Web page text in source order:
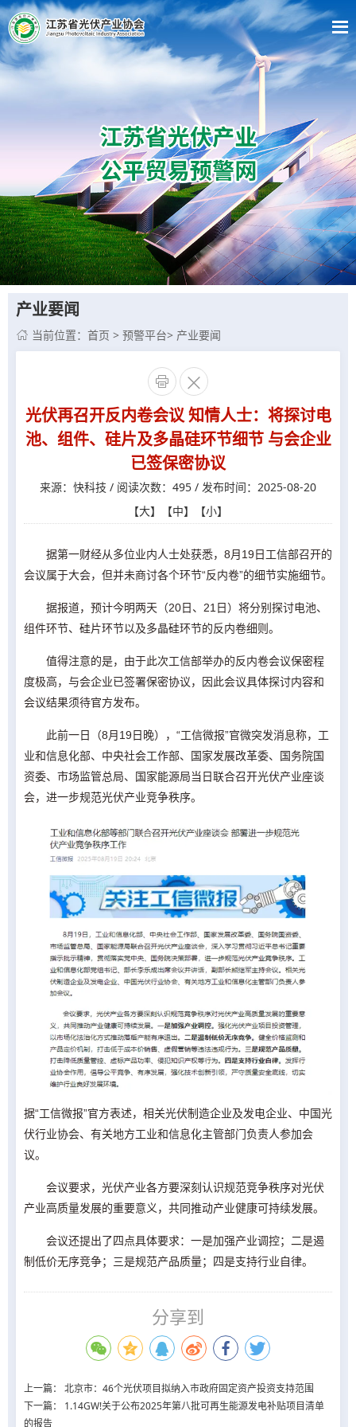
产业要闻
 当前位置： 首页 > 预警平台> 产业要闻
 
光伏再召开反内卷会议 知情人士：将探讨电
池、组件、硅片及多晶硅环节细节 与会企业
已签保密协议
来源：快科技 / 阅读次数：495 / 发布时间：2025-08-20
【大】【中】【小】
据第一财经从多位业内人士处获悉，8月19日工信部召开的
会议属于大会，但并未商讨各个环节“反内卷”的细节实施细节。
据报道，预计今明两天（20日、21日）将分别探讨电池、
组件环节、硅片环节以及多晶硅环节的反内卷细则。
值得注意的是，由于此次工信部举办的反内卷会议保密程
度极高，与会企业已签署保密协议，因此会议具体探讨内容和
会议结果须待官方发布。
此前一日（8月19日晚），“工信微报”官微突发消息称，工
业和信息化部、中央社会工作部、国家发展改革委、国务院国
资委、市场监管总局、国家能源局当日联合召开光伏产业座谈
会，进一步规范光伏产业竞争秩序。
据“工信微报”官方表述，相关光伏制造企业及发电企业、中国光
伏行业协会、有关地方工业和信息化主管部门负责人参加会
议。
会议要求，光伏产业各方要深刻认识规范竞争秩序对光伏
产业高质量发展的重要意义，共同推动产业健康可持续发展。
会议还提出了四点具体要求：一是加强产业调控；二是遏
制低价无序竞争；三是规范产品质量；四是支持行业自律。
分享到
上一篇： 北京市：46个光伏项目拟纳入市政府固定资产投资支持范围
下一篇： 1.14GW!关于公布2025年第八批可再生能源发电补贴项目清单
的报告